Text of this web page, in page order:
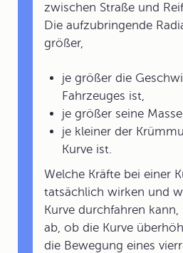
zwischen Straße und
Die aufzubringende
größer,
je größer die
Fahrzeuges ist,
je größer seine
je kleiner der
Kurve ist.
Welche Kräfte bei einer
tatsächlich wirken und
Kurve durchfahren
ab, ob die Kurve
die Bewegung eines